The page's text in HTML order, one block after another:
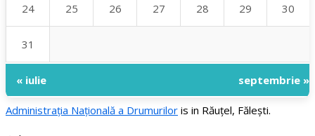
24 25 26 27 28 29 30
31
« iulie septembrie »
Administraţia Națională a Drumurilor is in Răuțel, Fălești.